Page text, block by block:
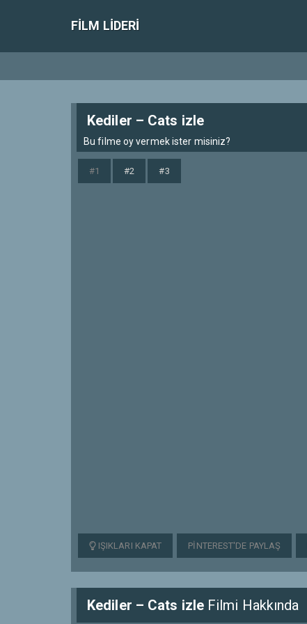
FILM LIDERI
Kediler – Cats izle
Bu filme oy vermek ister misiniz?
#1 #2 #3
IŞIKLARI KAPAT PINTEREST'DE PAYLAŞ
Kediler – Cats izleFilmi Hakkında